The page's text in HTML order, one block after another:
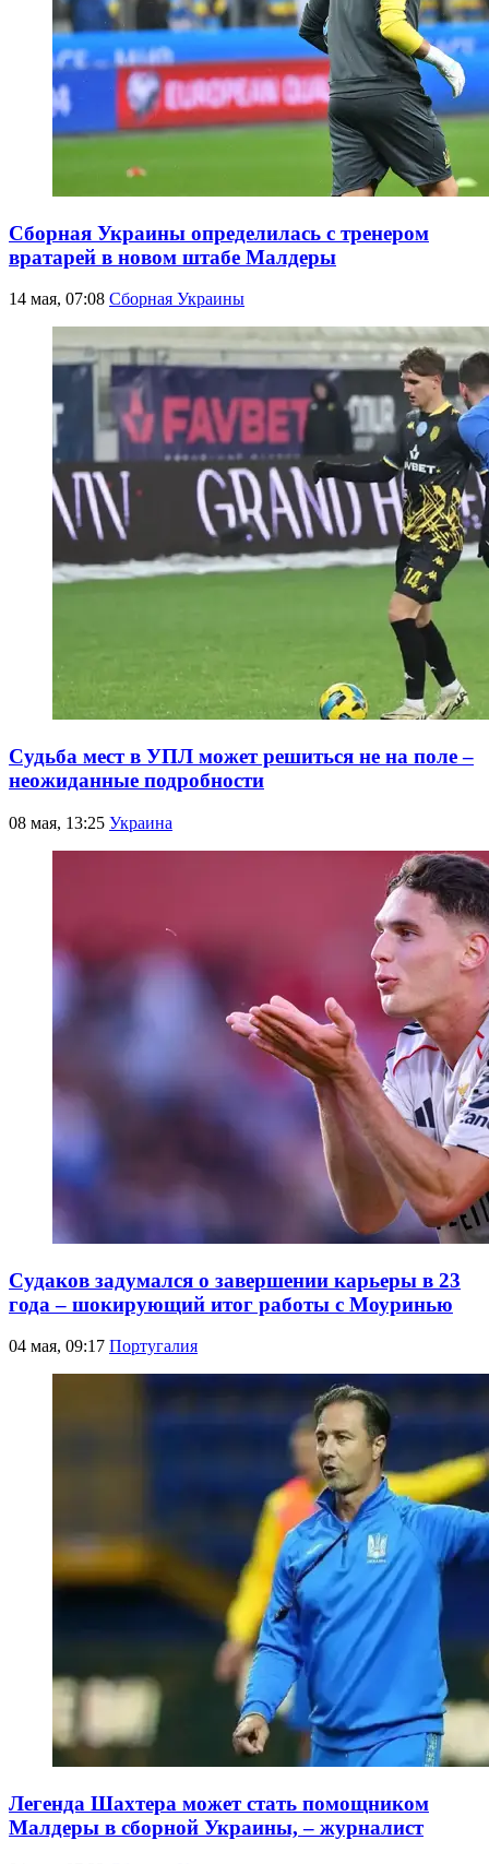
Сборная Украины определилась с тренером
вратарей в новом штабе Малдеры
14 мая, 07:08 Сборная Украины
Судьба мест в УПЛ может решиться не на поле –
неожиданные подробности
08 мая, 13:25 Украина
Судаков задумался о завершении карьеры в 23
года – шокирующий итог работы с Моуринью
04 мая, 09:17 Португалия
Легенда Шахтера может стать помощником
Малдеры в сборной Украины, – журналист